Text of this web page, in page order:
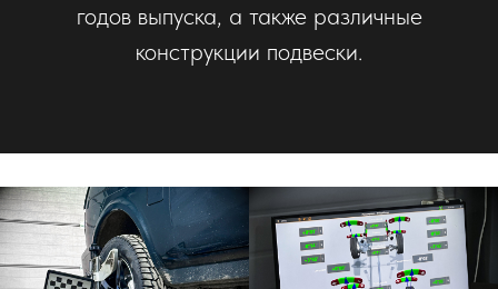
годов выпуска, а также различные
конструкции подвески.